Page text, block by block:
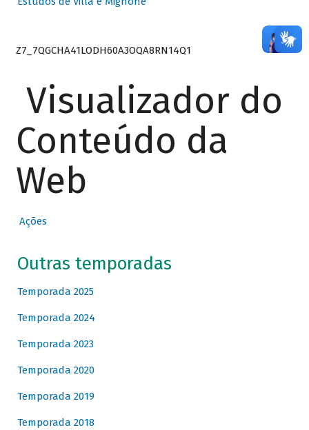
Z7_7QGCHA41LODH60A3OQA8RN14Q1
Visualizador do
Conteúdo da
Web
Ações
Outras temporadas
Temporada 2025
Temporada 2024
Temporada 2023
Temporada 2020
Temporada 2019
Temporada 2018